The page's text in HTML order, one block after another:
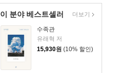
이 분야 베스트셀러
수족관
유래혁 저
15,930원 (10% 할인)
더보기